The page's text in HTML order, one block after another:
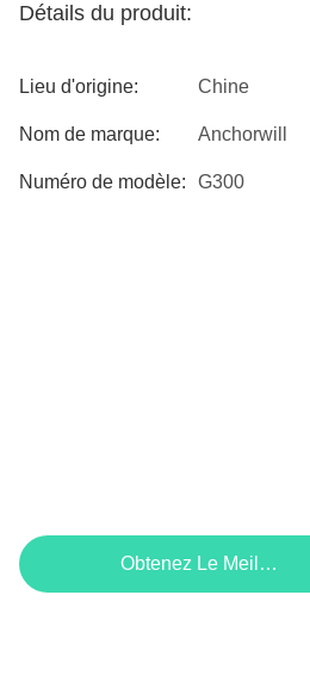
Détails du produit:
Lieu d'origine: Chine
Nom de marque: Anchorwill
Numéro de modèle: G300
Obtenez Le Meilleur